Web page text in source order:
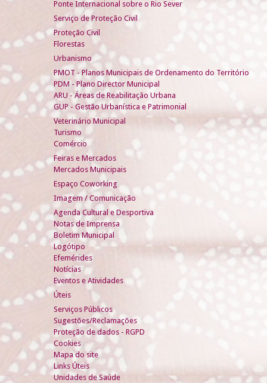
Ponte Internacional sobre o Rio Sever
Serviço de Proteção Civil
Proteção Civil
Florestas
Urbanismo
PMOT - Planos Municipais de Ordenamento do Território
PDM - Plano Director Municipal
ARU - Áreas de Reabilitação Urbana
GUP - Gestão Urbanística e Patrimonial
Veterinário Municipal
Turismo
Comércio
Feiras e Mercados
Mercados Municipais
Espaço Coworking
Imagem / Comunicação
Agenda Cultural e Desportiva
Notas de Imprensa
Boletim Municipal
Logótipo
Efemérides
Notícias
Eventos e Atividades
Úteis
Serviços Públicos
Sugestões/Reclamações
Proteção de dados - RGPD
Cookies
Mapa do site
Links Úteis
Unidades de Saúde